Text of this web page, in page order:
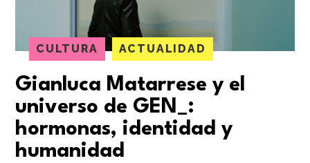
CULTURA ACTUALIDAD
Gianluca Matarrese y el
universo de GEN_:
hormonas, identidad y
humanidad